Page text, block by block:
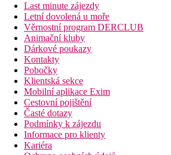
Last minute zájezdy
Letní dovolená u moře
Věrnostní program DERCLUB
Animační kluby
Dárkové poukazy
Kontakty
Pobočky
Klientská sekce
Mobilní aplikace Exim
Cestovní pojištění
Časté dotazy
Podmínky k zájezdu
Informace pro klienty
Kariéra